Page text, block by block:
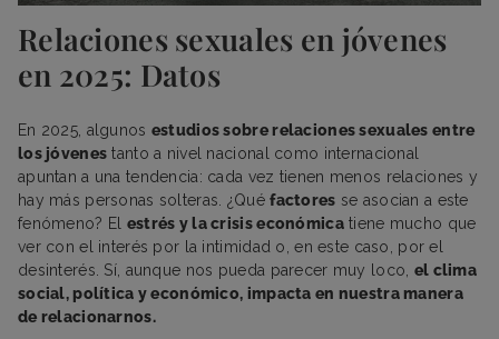
Relaciones sexuales en jóvenes
en 2025: Datos
En 2025, algunos estudios sobre relaciones sexuales entre
los jóvenes tanto a nivel nacional como internacional
apuntan a una tendencia: cada vez tienen menos relaciones y
hay más personas solteras. ¿Quéfactores se asocian a este
fenómeno? El estrés y la crisis económicatiene mucho que
ver con el interés por la intimidad o, en este caso, por el
desinterés. Sí, aunque nos pueda parecer muy loco, el clima
social, política y económico, impacta en nuestra manera
de relacionarnos.